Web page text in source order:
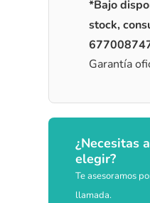
*Bajo
stock,
Garantía
¿Necesitas
elegir?
Te asesoramos
llamada.